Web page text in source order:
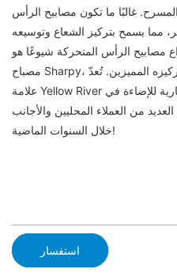
غالبًا ما تكون مصابيح الرأس
مما يسمح بتركيز الشعاع وتوسيعه
مصابيح الرأس المتحركة شيوعًا هو
مصباح Sharpy، الذي سُمي بهذا الاسم نظرًا لحدّته وتركيزه المميزين. تُعدّ
علامة Yellow River التجارية من أفضل 10 علامات تجارية للإضاءة في
من العملاء المحليين والأجانب
خلال السنوات الماضية!
استفسار